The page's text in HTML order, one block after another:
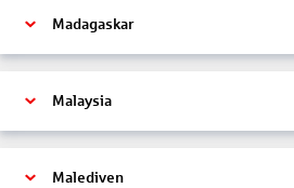
Madagaskar
Malaysia
Malediven